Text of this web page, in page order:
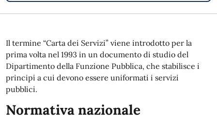
Il termine “Carta dei Servizi” viene introdotto per la
prima volta nel 1993 in un documento di studio del
Dipartimento della Funzione Pubblica, che stabilisce i
principi a cui devono essere uniformati i servizi
pubblici.
Normativa nazionale